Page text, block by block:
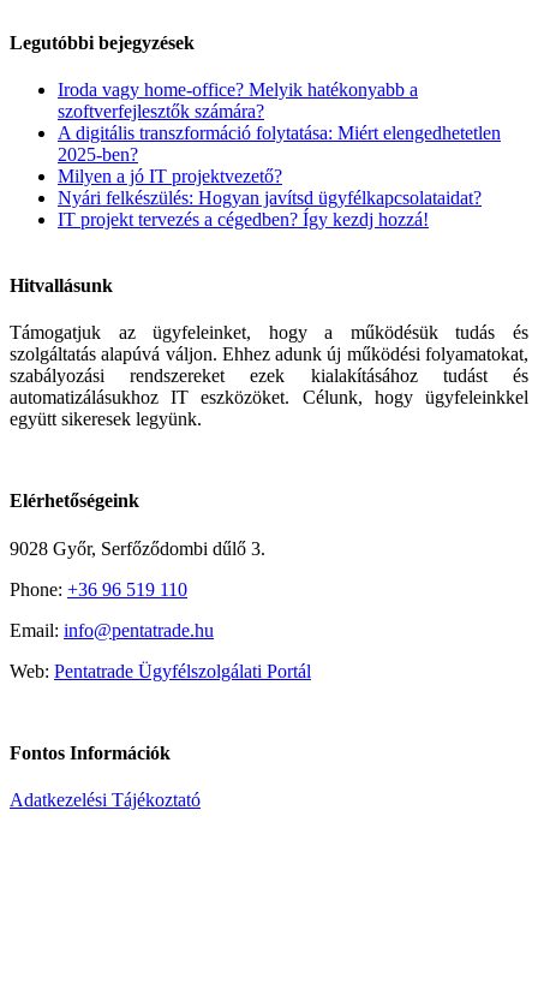
Legutóbbi bejegyzések
Iroda vagy home-office? Melyik hatékonyabb a
szoftverfejlesztők számára?
A digitális transzformáció folytatása: Miért elengedhetetlen
2025-ben?
Milyen a jó IT projektvezető?
Nyári felkészülés: Hogyan javítsd ügyfélkapcsolataidat?
IT projekt tervezés a cégedben? Így kezdj hozzá!
Hitvallásunk
Támogatjuk az ügyfeleinket, hogy a működésük tudás és
szolgáltatás alapúvá váljon. Ehhez adunk új működési folyamatokat,
szabályozási rendszereket ezek kialakításához tudást és
automatizálásukhoz IT eszközöket. Célunk, hogy ügyfeleinkkel
együtt sikeresek legyünk.
Elérhetőségeink
9028 Győr, Serfőződombi dűlő 3.
Phone: +36 96 519 110
Email: info@pentatrade.hu
Web: Pentatrade Ügyfélszolgálati Portál
Fontos Információk
Adatkezelési Tájékoztató